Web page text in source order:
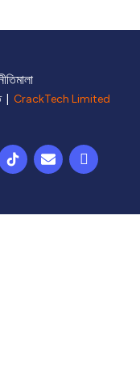
| CrackTech Limited